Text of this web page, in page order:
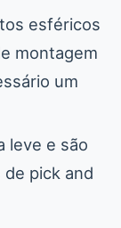
esféricos
montagem
um
leve e são
pick and